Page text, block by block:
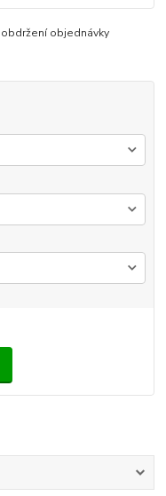
objednávky